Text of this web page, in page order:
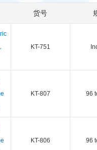
Diametra
Biolife
AbD Serotec
货号
KT-751
KT-807 96
KT-806 96